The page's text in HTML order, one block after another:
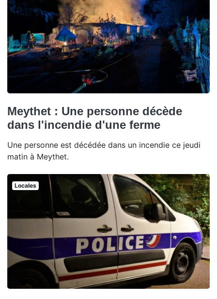
Meythet : Une personne décède
dans l'incendie d'une ferme
Une personne est décédée dans un incendie ce jeudi
matin à Meythet.
Locales